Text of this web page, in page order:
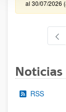
al 30/07/2026
Noticias
RSS